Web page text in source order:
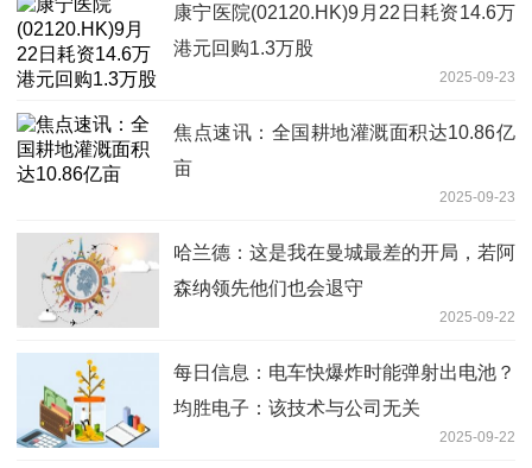
康宁医院(02120.HK)9月22日耗资14.6万
港元回购1.3万股
2025-09-23
焦点速讯：全国耕地灌溉面积达10.86亿
亩
2025-09-23
哈兰德：这是我在曼城最差的开局，若阿
森纳领先他们也会退守
2025-09-22
每日信息：电车快爆炸时能弹射出电池？
均胜电子：该技术与公司无关
2025-09-22